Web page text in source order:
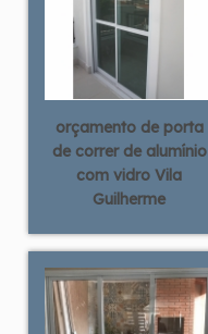
orçamento de porta
de correr de alumínio
com vidro Vila
Guilherme